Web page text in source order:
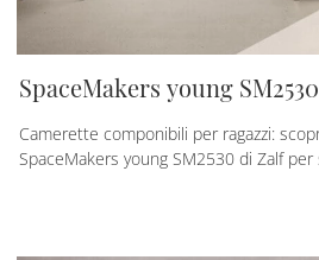
SpaceMakers young SM2530
Camerette componibili per ragazzi:
SpaceMakers young SM2530 di Zalf